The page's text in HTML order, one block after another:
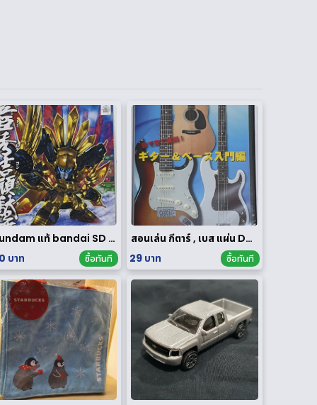
Gundam แท้ bandai SD ของใหม่
บาท
ซื้อทันที
สอนเล่น กีตาร์ , เบส แผ่น DVD
29 บาท
ซื้อทันที